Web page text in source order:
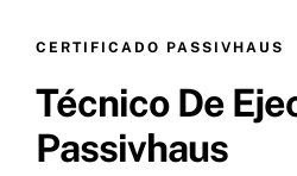
CERTIFICADO PASSIVHAUS
Técnico De
Passivhaus